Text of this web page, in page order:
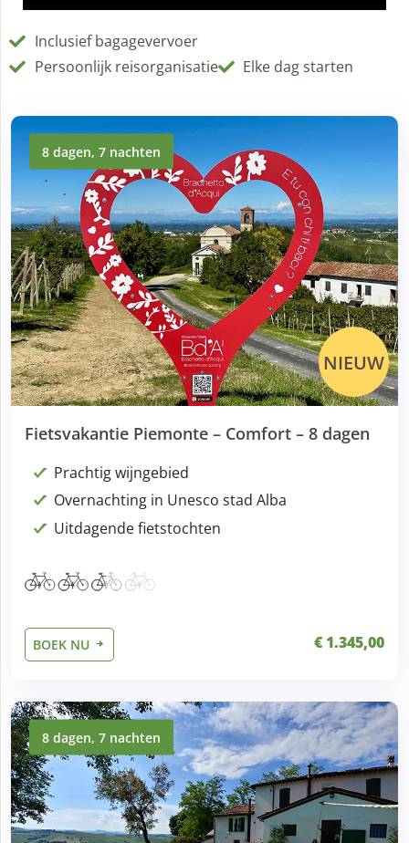
Inclusief bagagevervoer
Persoonlijk reisorganisatie
Elke dag starten
8 dagen, 7 nachten
NIEUW
Fietsvakantie Piemonte – Comfort – 8 dagen
Prachtig wijngebied
Overnachting in Unesco stad Alba
Uitdagende fietstochten
BOEK NU € 1.345,00
8 dagen, 7 nachten